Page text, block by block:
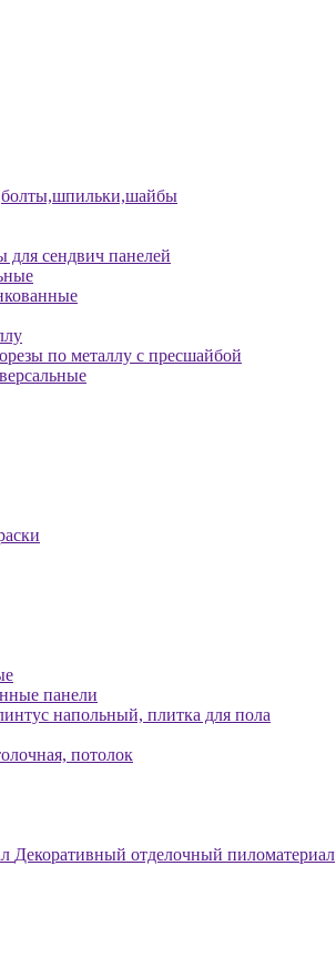
для сендвич панелей
по металлу с пресшайбой
панели
напольный, плитка для пола
потолок
Декоративный отделочный пиломатериал